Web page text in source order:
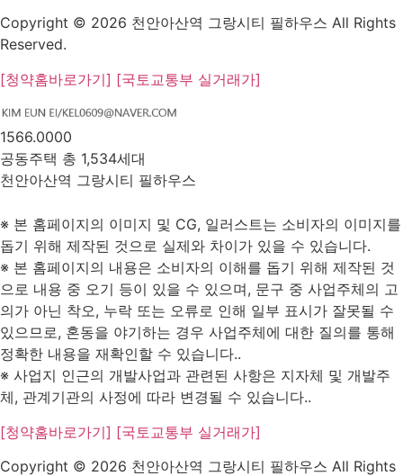
Copyright © 2026 천안아산역 그랑시티 필하우스 All Rights
Reserved.
[청약홈바로가기] [국토교통부 실거래가]
1566.0000
공동주택 총 1,534세대
천안아산역 그랑시티 필하우스
※ 본 홈페이지의 이미지 및 CG, 일러스트는 소비자의 이미지를
돕기 위해 제작된 것으로 실제와 차이가 있을 수 있습니다.
※ 본 홈페이지의 내용은 소비자의 이해를 돕기 위해 제작된 것
으로 내용 중 오기 등이 있을 수 있으며, 문구 중 사업주체의 고
의가 아닌 착오, 누락 또는 오류로 인해 일부 표시가 잘못될 수
있으므로, 혼동을 야기하는 경우 사업주체에 대한 질의를 통해
정확한 내용을 재확인할 수 있습니다..
※ 사업지 인근의 개발사업과 관련된 사항은 지자체 및 개발주
체, 관계기관의 사정에 따라 변경될 수 있습니다..
[청약홈바로가기] [국토교통부 실거래가]
Copyright © 2026 천안아산역 그랑시티 필하우스 All Rights